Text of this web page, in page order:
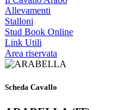
Allevamenti
Stalloni
Stud Book Online
Link Utili
Area riservata
Scheda Cavallo